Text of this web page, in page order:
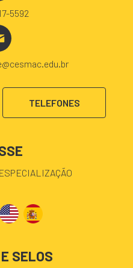
5592
TELEFONES
ESPECIALIZAÇÃO
SELOS